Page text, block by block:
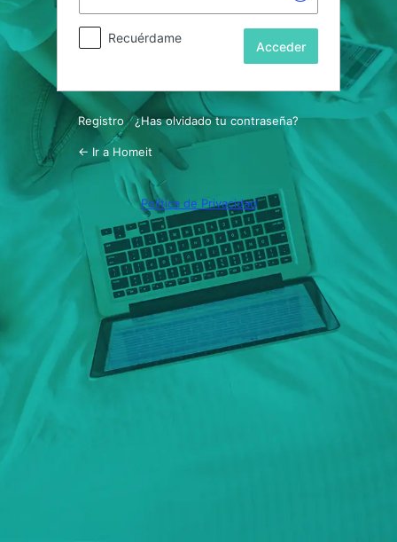
Recuérdame
Registro|¿Has olvidado tu contraseña?
← Ir a Homeit
Política de Privacidad